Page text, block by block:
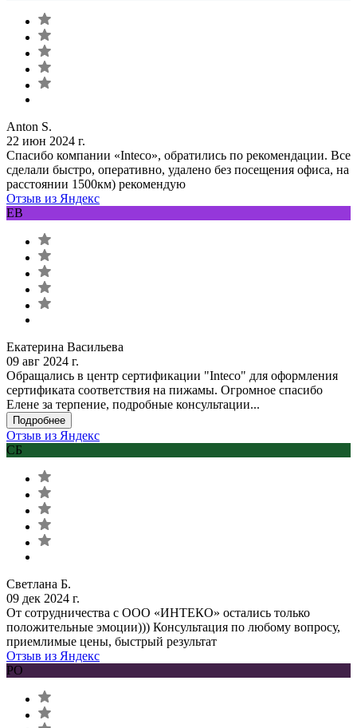
Anton S.
22 июн 2024 г.
Спасибо компании «Inteco», обратились по рекомендации. Все
сделали быстро, оперативно, удалено без посещения офиса, на
расстоянии 1500км) рекомендую
Отзыв из Яндекс
ЕВ
Екатерина Васильева
09 авг 2024 г.
Обращались в центр сертификации "Inteco" для оформления
сертификата соответствия на пижамы. Огромное спасибо
Елене за терпение, подробные консультации...
Подробнее
Отзыв из Яндекс
СБ
Светлана Б.
09 дек 2024 г.
От сотрудничества с ООО «ИНТЕКО» остались только
положительные эмоции))) Консультация по любому вопросу,
приемлимые цены, быстрый результат
Отзыв из Яндекс
РО